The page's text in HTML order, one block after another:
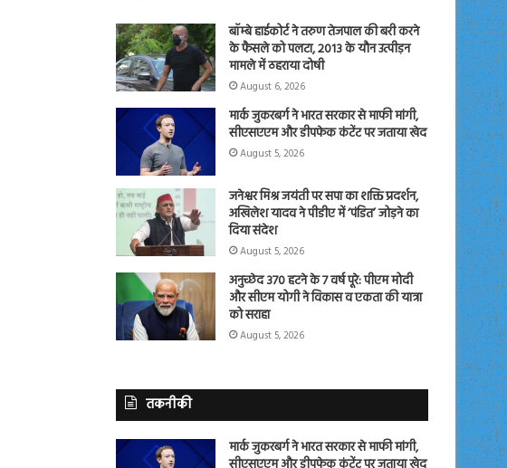
बॉम्बे हाईकोर्ट ने तरुण तेजपाल की बरी करने
के फैसले को पलटा, 2013 के यौन उत्पीड़न
मामले में ठहराया दोषी
August 6, 2026
मार्क जुकरबर्ग ने भारत सरकार से माफी मांगी,
सीएसएएम और डीपफेक कंटेंट पर जताया खेद
August 5, 2026
जनेश्वर मिश्र जयंती पर सपा का शक्ति प्रदर्शन,
अखिलेश यादव ने पीडीए में ‘पंडित’ जोड़ने का
दिया संदेश
August 5, 2026
अनुच्छेद 370 हटने के 7 वर्ष पूरे: पीएम मोदी
और सीएम योगी ने विकास व एकता की यात्रा
को सराहा
August 5, 2026
तकनीकी
मार्क जुकरबर्ग ने भारत सरकार से माफी मांगी,